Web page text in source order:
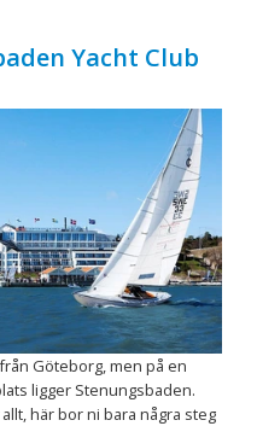
Yacht Club
Göteborg, men på en
ligger Stenungsbaden.
här bor ni bara några steg